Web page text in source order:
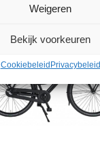
Weigeren
Bekijk voorkeuren
Cookiebeleid Privacybeleid